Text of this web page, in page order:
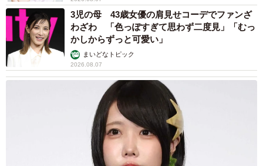
3児の母 43歳女優の肩見せコーデでファンざ
わざわ 「色っぽすぎて思わず二度見」「むっ
かしからずっと可愛い」
まいどなトピック
2026.08.07